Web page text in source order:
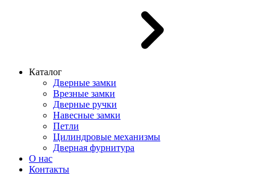
Каталог
Дверные замки
Врезные замки
Дверные ручки
Навесные замки
Петли
Цилиндровые механизмы
Дверная фурнитура
О нас
Контакты